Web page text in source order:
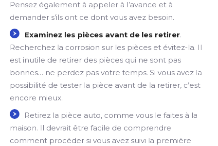
Pensez également à appeler à l’avance et à
demander s’ils ont ce dont vous avez besoin.
Examinez les pièces avant de les retirer.
Recherchez la corrosion sur les pièces et évitez-la. Il
est inutile de retirer des pièces qui ne sont pas
bonnes… ne perdez pas votre temps. Si vous avez la
possibilité de tester la pièce avant de la retirer, c’est
encore mieux.
Retirez la pièce auto, comme vous le faites à la
maison. Il devrait être facile de comprendre
comment procéder si vous avez suivi la première